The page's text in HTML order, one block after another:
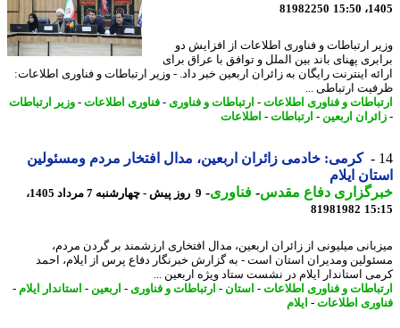
81982250
ارتباطات و فناوری اطلاعات از افزایش دو
پهنای باند بین الملل و توافق با عراق برای
اینترنت رایگان به زائران اربعین خبر داد. - وزیر ارتباطات و فناوری اطلاعات:
ارتباطی ...
و فناوری اطلاعات-ارتباطات و فناوری- فناوری اطلاعات-وزیر ارتباطات
اربعین -ارتباطات-اطلاعات
کرمی: خادمی زائران اربعین، مدال افتخار مردم ومسئولین
ایلام
دفاع مقدس-فناوری-
9 روز پیش - چهارشنبه 7 مرداد 1405،
81981982
میلیونی از زائران اربعین، مدال افتخاری ارزشمند بر گردن مردم،
ومدیران استان است - به گزارش خبرنگار دفاع پرس از ایلام، احمد
استاندار ایلام در نشست ستاد ویژه اربعین ...
و فناوری اطلاعات-استان-ارتباطات و فناوری- اربعین -استاندار ایلام
-
اطلاعات-ایلام